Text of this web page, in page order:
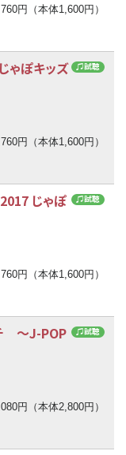
円（本体1,600円）
♫試聴
ゃぽキッズ
円（本体1,600円）
♫試聴
じゃぽ
円（本体1,600円）
♫試聴
～J-POP
円（本体2,800円）